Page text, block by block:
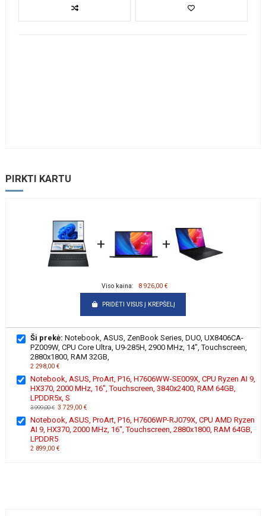
PIRKTI KARTU
+ +
Viso kaina: 8 926,00 €
PRIDĖTI VISUS Į KREPŠELĮ
Ši prekė: Notebook, ASUS, ZenBook Series, DUO, UX8406CA-
PZ009W, CPU Core Ultra, U9-285H, 2900 MHz, 14", Touchscreen,
2880x1800, RAM 32GB,
2 298,00 €
Notebook, ASUS, ProArt, P16, H7606WW-SE009X, CPU Ryzen AI 9,
HX370, 2000 MHz, 16", Touchscreen, 3840x2400, RAM 64GB,
LPDDR5x, S
3 999,00 € 3 729,00 €
Notebook, ASUS, ProArt, P16, H7606WP-RJ079X, CPU AMD Ryzen
AI 9, HX370, 2000 MHz, 16", Touchscreen, 2880x1800, RAM 64GB,
LPDDR5
2 899,00 €